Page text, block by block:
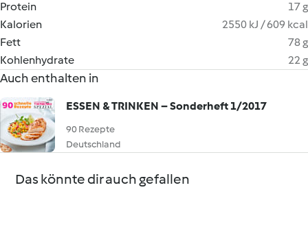
Protein
17 g
Kalorien
2550 kJ / 609 kcal
Fett
78 g
Kohlenhydrate
22 g
Auch enthalten in
ESSEN & TRINKEN – Sonderheft 1/2017
90 Rezepte
Deutschland
Das könnte dir auch gefallen